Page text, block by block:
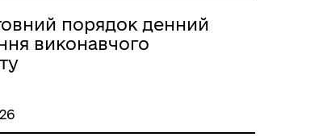
порядок денний
виконавчого